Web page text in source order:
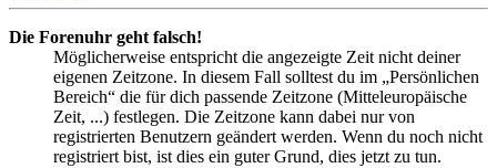
Die Forenuhr geht falsch!
Möglicherweise entspricht die angezeigte Zeit nicht deiner
eigenen Zeitzone. In diesem Fall solltest du im „Persönlichen
Bereich“ die für dich passende Zeitzone (Mitteleuropäische
Zeit, ...) festlegen. Die Zeitzone kann dabei nur von
registrierten Benutzern geändert werden. Wenn du noch nicht
registriert bist, ist dies ein guter Grund, dies jetzt zu tun.